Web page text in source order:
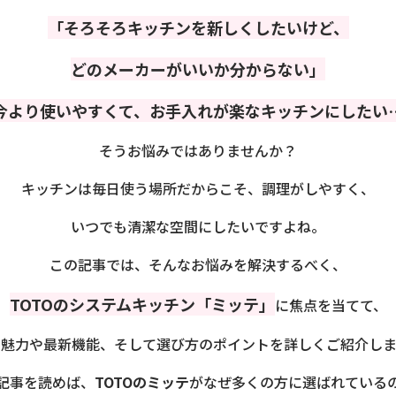
「そろそろキッチンを新しくしたいけど、
どのメーカーがいいか分からない」
より使いやすくて、お手入れが楽なキッチンにしたい
そうお悩みではありませんか？
キッチンは毎日使う場所だからこそ、調理がしやすく、
いつでも清潔な空間にしたいですよね。
この記事では、そんなお悩みを解決するべく、
TOTOのシステムキッチン「ミッテ」 に焦点を当てて、
力や最新機能、そして選び方のポイントを詳しくご紹介しま
事を読めば、 TOTOのミッテがなぜ多くの方に選ばれている